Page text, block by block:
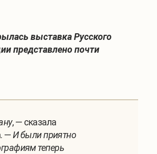
выставка Русского
представлено почти
, — сказала
—И были приятно
теперь